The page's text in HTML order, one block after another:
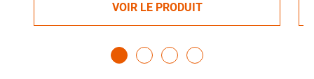
VOIR LE PRODUIT